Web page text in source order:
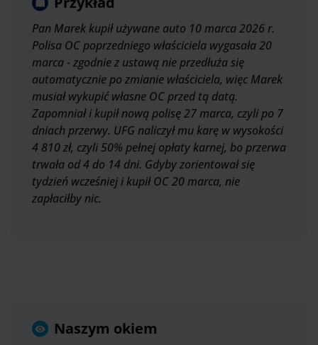
Pan Marek kupił używane auto 10 marca 2026 r.
Polisa OC poprzedniego właściciela wygasała 20
marca - zgodnie z ustawą nie przedłuża się
automatycznie po zmianie właściciela, więc Marek
musiał wykupić własne OC przed tą datą.
Zapomniał i kupił nową polisę 27 marca, czyli po 7
dniach przerwy. UFG naliczył mu karę w wysokości
4 810 zł, czyli 50% pełnej opłaty karnej, bo przerwa
trwała od 4 do 14 dni. Gdyby zorientował się
tydzień wcześniej i kupił OC 20 marca, nie
zapłaciłby nic.
Naszym okiem